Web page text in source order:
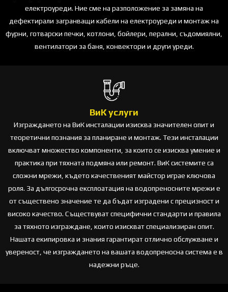
електроуреди. Ние сме на разположение за замяна на
дефектирали загранващи кабели на електроуреди и монтаж на
фурни, готварски печки, котлони, бойлери, перални, съдомиялни,
вентилатори за баня, конвектори и други уреди.
ВиК услуги
Изграждането на ВиК инсталации изисква значителен опит и
теоретични познания за планиране и монтаж. Тези инсталации
включват множество компоненти, за които се изисква умение и
практика при тяхната подмяна или ремонт. ВиК системите са
сложни мрежи, където качественият майстор играе ключова
роля. За дългосрочна експлоатация на водопреносните мрежи е
от съществено значение те да бъдат изградени с прецизност и
високо качество. Съществуват специфични стандарти и правила
за тяхното изграждане, които изискват специализиран опит.
Нашата екипировка и знания гарантират отлично обслужване и
увереност, че изграждането на вашата водопреносна система е в
надежни ръце.